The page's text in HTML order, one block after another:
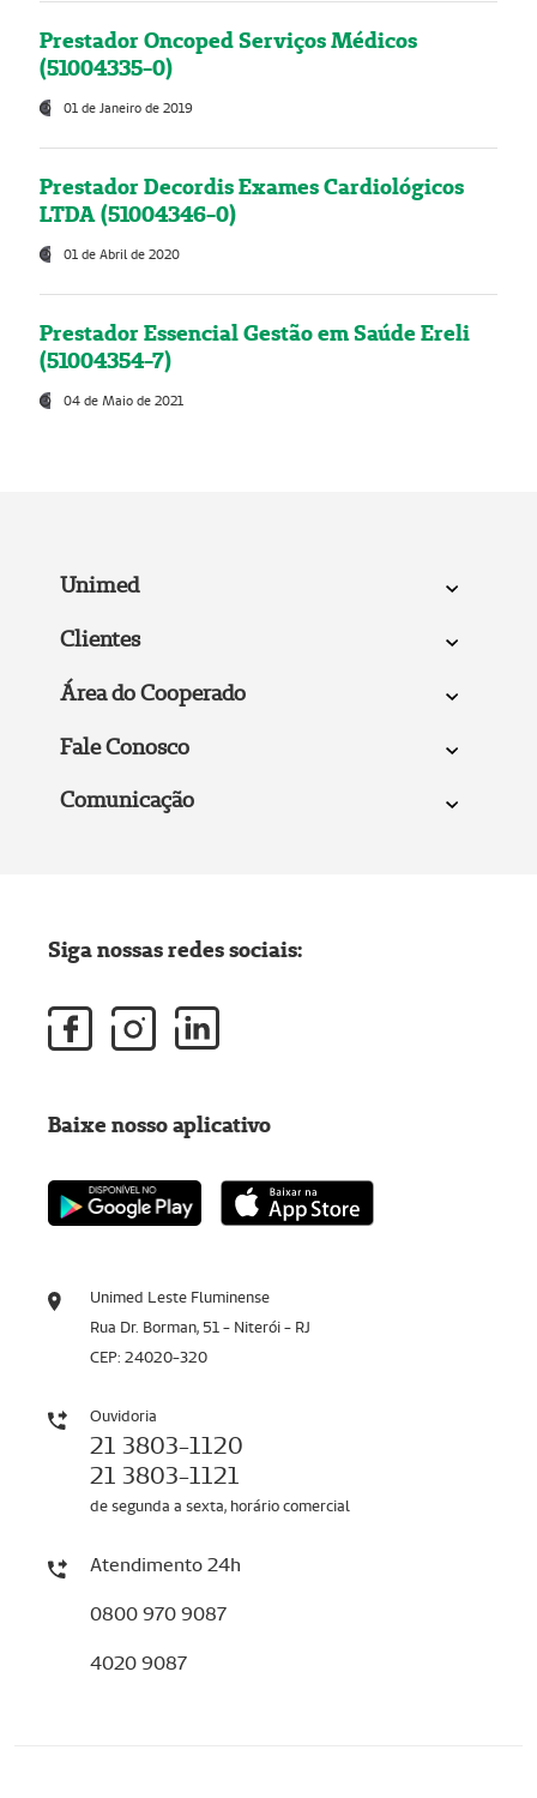
Prestador Oncoped Serviços Médicos
(51004335-0)
01 de Janeiro de 2019
Prestador Decordis Exames Cardiológicos
LTDA (51004346-0)
01 de Abril de 2020
Prestador Essencial Gestão em Saúde Ereli
(51004354-7)
04 de Maio de 2021
Unimed
Clientes
Área do Cooperado
Fale Conosco
Comunicação
Unimed Leste Fluminense
Rua Dr. Borman, 51 - Niterói - RJ
CEP: 24020-320
Ouvidoria
21 3803-1120
21 3803-1121
de segunda a sexta, horário comercial
Atendimento 24h
0800 970 9087
4020 9087
Siga nossas redes sociais:
Baixe nosso aplicativo